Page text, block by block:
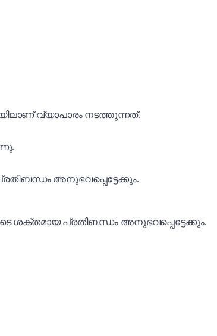
വ്യാപാരം നടത്തുന്നത്.
പ്രതിബന്ധം അനുഭവപ്പെട്ടേക്കും.
ശക്തമായ പ്രതിബന്ധം അനുഭവപ്പെട്ടേക്കും.